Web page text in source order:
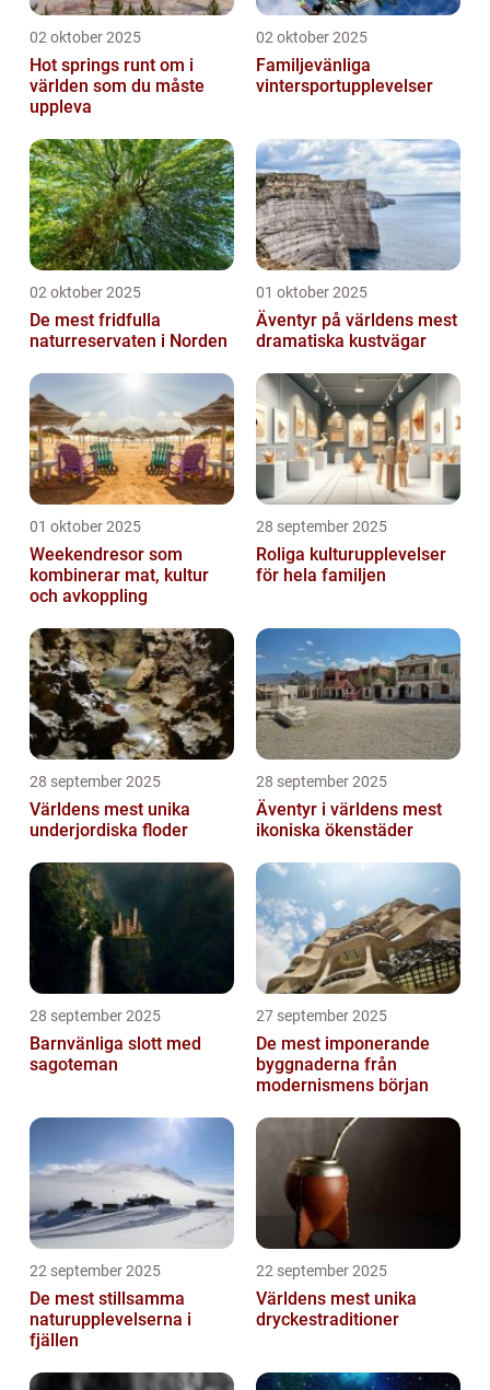
02 oktober 2025
Hot springs runt om i
världen som du måste
uppleva
02 oktober 2025
Familjevänliga
vintersportupplevelser
02 oktober 2025
De mest fridfulla
naturreservaten i Norden
01 oktober 2025
Äventyr på världens mest
dramatiska kustvägar
01 oktober 2025
Weekendresor som
kombinerar mat, kultur
och avkoppling
28 september 2025
Roliga kulturupplevelser
för hela familjen
28 september 2025
Världens mest unika
underjordiska floder
28 september 2025
Äventyr i världens mest
ikoniska ökenstäder
28 september 2025
Barnvänliga slott med
sagoteman
27 september 2025
De mest imponerande
byggnaderna från
modernismens början
22 september 2025
De mest stillsamma
naturupplevelserna i
fjällen
22 september 2025
Världens mest unika
dryckestraditioner